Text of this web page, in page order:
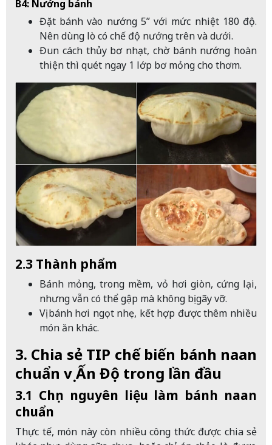
B4: Nướng bánh
Đặt bánh vào nướng 5” với mức nhiệt 180 độ.
Nên dùng lò có chế độ nướng trên và dưới.
Đun cách thủy bơ nhạt, chờ bánh nướng hoàn
thiện thì quét ngay 1 lớp bơ mỏng cho thơm.
2.3 Thành phẩm
Bánh mỏng, trong mềm, vỏ hơi giòn, cứng lại,
nhưng vẫn có thể gập mà không bị gãy vỡ.
Vị bánh hơi ngọt nhẹ, kết hợp được thêm nhiều
món ăn khác.
3. Chia sẻ TIP chế biến bánh naan
chuẩn vị Ấn Độ trong lần đầu
3.1 Chọn nguyên liệu làm bánh naan
chuẩn
Thực tế, món này còn nhiều công thức được chia sẻ